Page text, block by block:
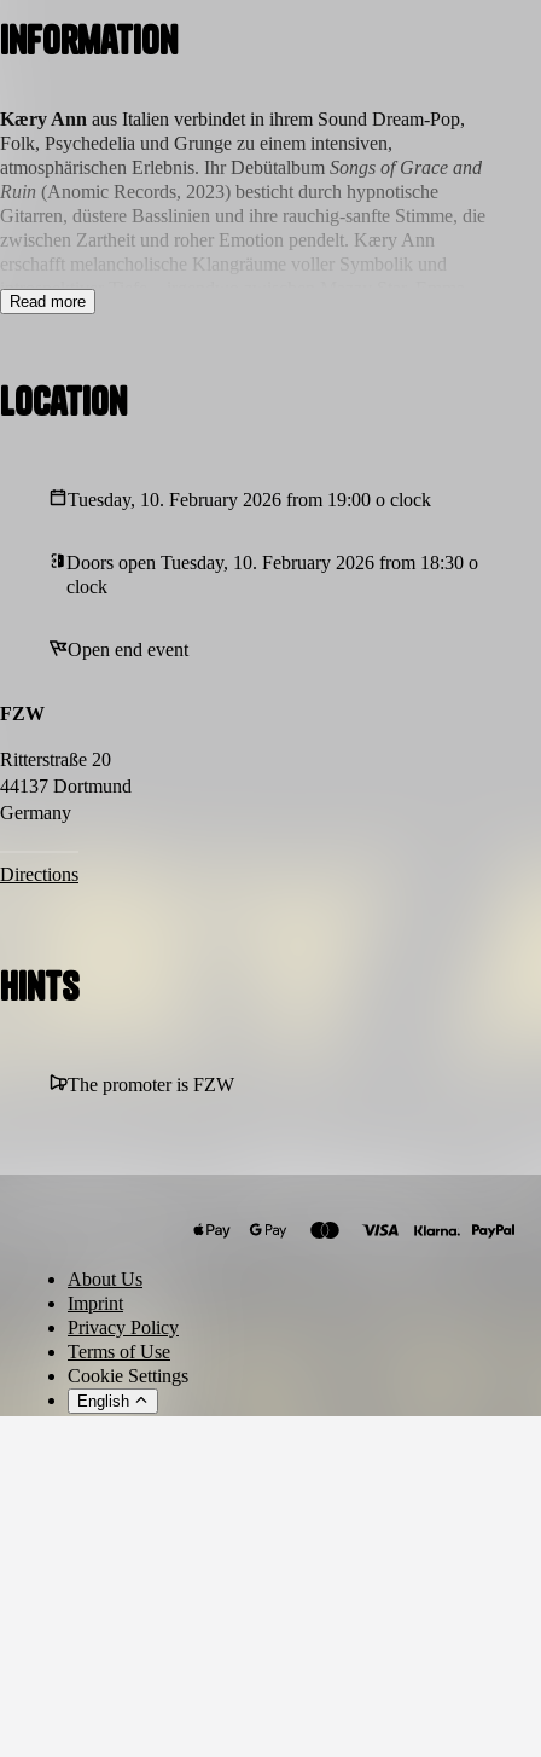
Information
Kæry Ann aus Italien verbindet in ihrem Sound Dream-Pop,
Folk, Psychedelia und Grunge zu einem intensiven,
atmosphärischen Erlebnis. Ihr Debütalbum Songs of Grace and
Ruin (Anomic Records, 2023) besticht durch hypnotische
Gitarren, düstere Basslinien und ihre rauchig-sanfte Stimme, die
zwischen Zartheit und roher Emotion pendelt. Kæry Ann
erschafft melancholische Klangräume voller Symbolik und
introspektiver Tiefe – irgendwo zwischen Mazzy Star, Emma
Ruth Rundle und einer geheimnisvollen, eigenen Welt.
von Art-Rock, Shoegaze und Post-Punk. Das Projekt um David
Jirka kombiniert lo-fi-Texturen, melancholische Melodien und
kompromisslos authentisch.
Europäischen Union. Mehr Infos unterwww.liveurope.eu.
Beginn: 20.00 Uhr
Read more
Location
Tuesday, 10. February 2026 from 19:00 o clock
Doors open Tuesday, 10. February 2026 from 18:30 o
clock
Open end event
FZW
Ritterstraße 20
44137 Dortmund
Germany
Directions
Hints
The promoter is FZW
About Us
Imprint
Privacy Policy
Terms of Use
Cookie Settings
English